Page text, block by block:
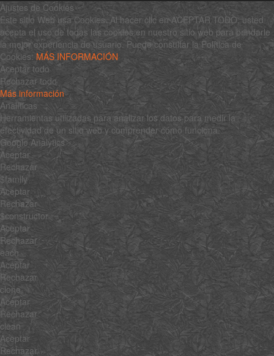
Ajustes de Cookies
Este sitio Web usa Cookies. Al hacer clic en ACEPTAR TODO, usted
acepta el uso de todas las cookies en nuestro sitio web para brindarle
la mejor experiencia de usuario. Puede consultar la Política de
Cookies: MÁS INFORMACIÓN
Aceptar todo
Rechazar todo
Más información
Analíticas
Herramientas utilizadas para analizar los datos para medir la
efectividad de un sitio web y comprender cómo funciona.
Google Analytics
Aceptar
Rechazar
$family
Aceptar
Rechazar
$constructor
Aceptar
Rechazar
each
Aceptar
Rechazar
clone
Aceptar
Rechazar
clean
Aceptar
Rechazar